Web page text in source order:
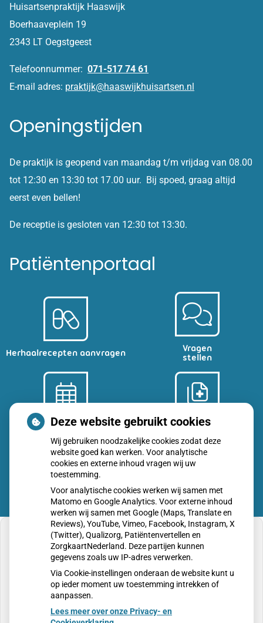
Huisartsenpraktijk Haaswijk
Boerhaaveplein 19
2343 LT Oegstgeest
Telefoonnummer: 071-517 74 61
E-mail adres: praktijk@haaswijkhuisartsen.nl
Openingstijden
De praktijk is geopend van maandag t/m vrijdag van 08.00
tot 12:30 en 13:30 tot 17.00 uur. Bij spoed, graag altijd
eerst even bellen!
De receptie is gesloten van 12:30 tot 13:30.
Patiëntenportaal
Herhaalrecepten aanvragen
Vragen
stellen
Afspraken
maken
Dossier
bekijken
U heeft geen toestemming gegeven voor
externe inhoud die nodig is om dit te zien.
Cookie-instellingen wijzigen
Deze website gebruikt cookies
Wij gebruiken noodzakelijke cookies zodat deze
website goed kan werken. Voor analytische
cookies en externe inhoud vragen wij uw
toestemming.
Voor analytische cookies werken wij samen met
Matomo en Google Analytics. Voor externe inhoud
werken wij samen met Google (Maps, Translate en
Reviews), YouTube, Vimeo, Facebook, Instagram, X
(Twitter), Qualizorg, Patiëntenvertellen en
ZorgkaartNederland. Deze partijen kunnen
gegevens zoals uw IP-adres verwerken.
Via Cookie-instellingen onderaan de website kunt u
op ieder moment uw toestemming intrekken of
aanpassen.
Lees meer over onze Privacy- en